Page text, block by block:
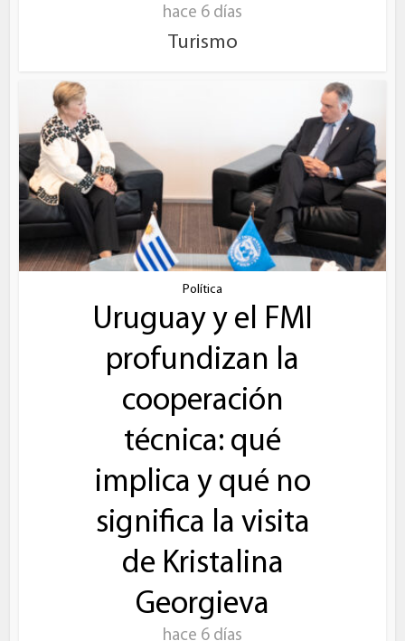
hace 6 días
Turismo
Política
Uruguay y el FMI
profundizan la
cooperación
técnica: qué
implica y qué no
significa la visita
de Kristalina
Georgieva
hace 6 días